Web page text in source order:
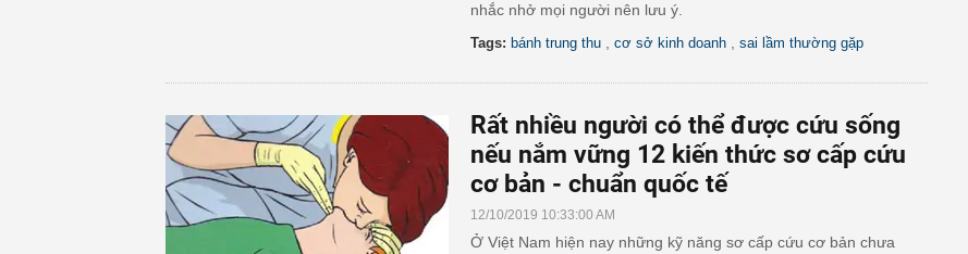
nhắc nhở mọi người nên lưu ý.
Tags: bánh trung thu cơ sở kinh doanh sai lầm thường gặp
Rất nhiều người có thể được cứu sống
nếu nắm vững 12 kiến thức sơ cấp cứu
cơ bản - chuẩn quốc tế
12/10/2019 10:33:00 AM
Ở Việt Nam hiện nay những kỹ năng sơ cấp cứu cơ bản chưa